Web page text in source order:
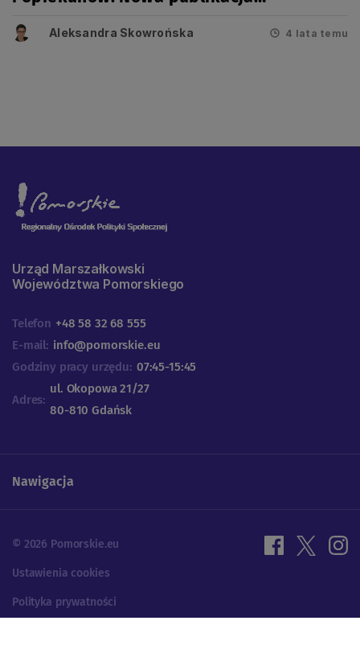
Aleksandra Skowrońska 4 lata temu
Urząd Marszałkowski
Województwa Pomorskiego
Telefon +48 58 32 68 555
E-mail: info@pomorskie.eu
Godziny pracy urzędu: 07:45-15:45
Adres:
ul. Okopowa 21/27
80-810 Gdańsk
Nawigacja
© 2026 Pomorskie.eu
Ustawienia cookies
Polityka prywatności